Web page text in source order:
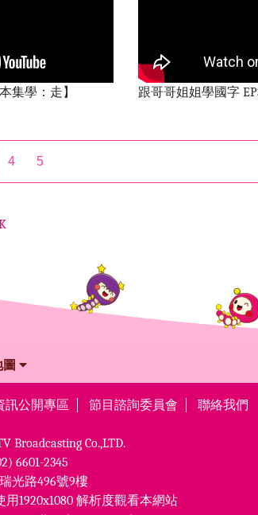
集學：走】 跟哥哥姐姐學國字
4 5
訊公開專區 節目諮詢委員會 聯絡我們
Broadcasting Co.,LTD.
6601-2345
光路496號9樓
用1920x1080 解析度觀看本網站